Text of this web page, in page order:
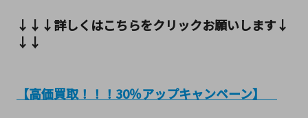
↓↓↓詳しくはこちらをクリックお願いします↓
↓↓
【高価買取！！！30％アップキャンペーン】